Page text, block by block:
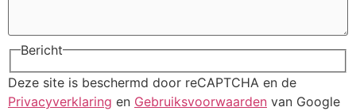
Bericht
Deze site is beschermd door reCAPTCHA en de
Privacyverklaring en Gebruiksvoorwaarden van Google